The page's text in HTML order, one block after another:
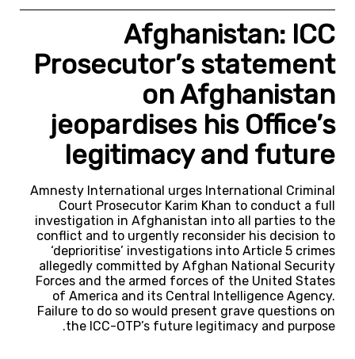
Afghanistan: ICC
Prosecutor’s statement
on Afghanistan
jeopardises his Office’s
legitimacy and future
Amnesty International urges International Criminal
Court Prosecutor Karim Khan to conduct a full
investigation in Afghanistan into all parties to the
conflict and to urgently reconsider his decision to
‘deprioritise’ investigations into Article 5 crimes
allegedly committed by Afghan National Security
Forces and the armed forces of the United States
of America and its Central Intelligence Agency.
Failure to do so would present grave questions on
the ICC-OTP’s future legitimacy and purpose.